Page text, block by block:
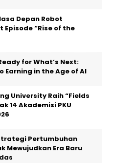
Depan Robot
Episode “Rise of the
for What’s Next:
Earning in the Age of AI
University Raih “Fields
14 Akademisi PKU
Pertumbuhan
Mewujudkan Era Baru